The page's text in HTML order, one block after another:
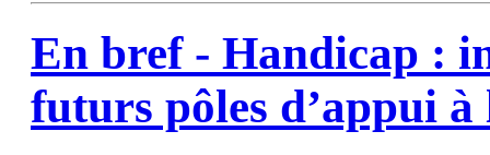
En bref - Handicap :
futurs pôles d’appui